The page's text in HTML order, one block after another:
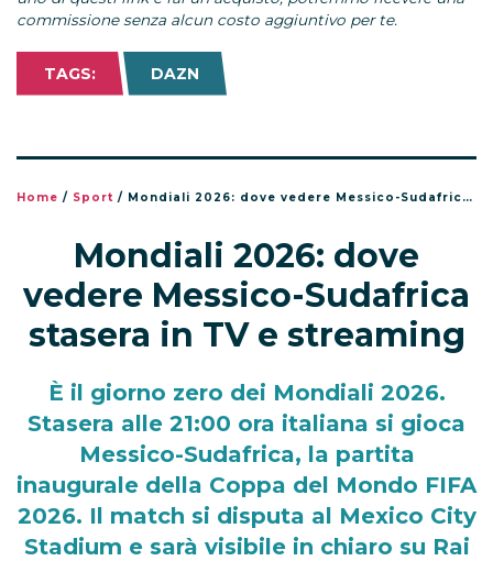
commissione senza alcun costo aggiuntivo per te.
TAGS: DAZN
Home / Sport / Mondiali 2026: dove vedere Messico-Sudafrica stasera in TV e streaming
Mondiali 2026: dove
vedere Messico-Sudafrica
stasera in TV e streaming
È il giorno zero dei Mondiali 2026.
Stasera alle 21:00 ora italiana si gioca
Messico-Sudafrica, la partita
inaugurale della Coppa del Mondo FIFA
2026. Il match si disputa al Mexico City
Stadium e sarà visibile in chiaro su Rai